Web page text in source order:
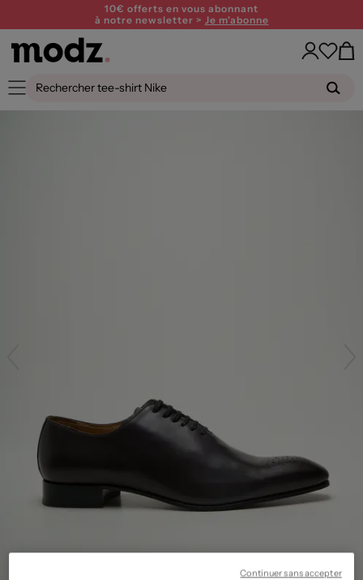
10€ offerts en vous abonnant
à notre newsletter > Je m'abonne
Continuer sans accepter